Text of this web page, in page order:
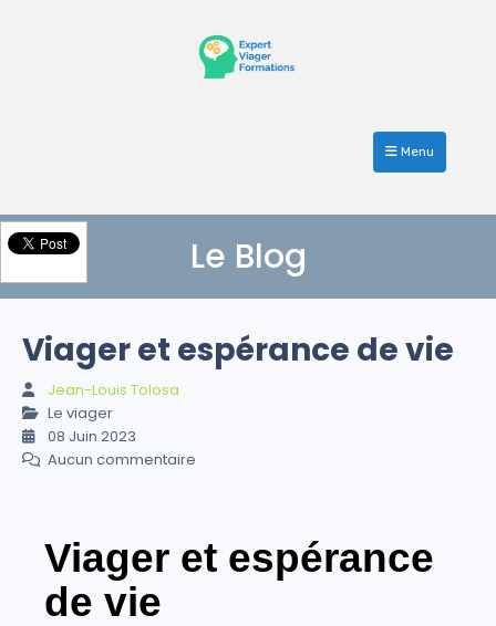
Menu
Le Blog
Viager et espérance de vie
Jean-Louis Tolosa
Le viager
08 Juin 2023
Aucun commentaire
Viager et espérance
de vie